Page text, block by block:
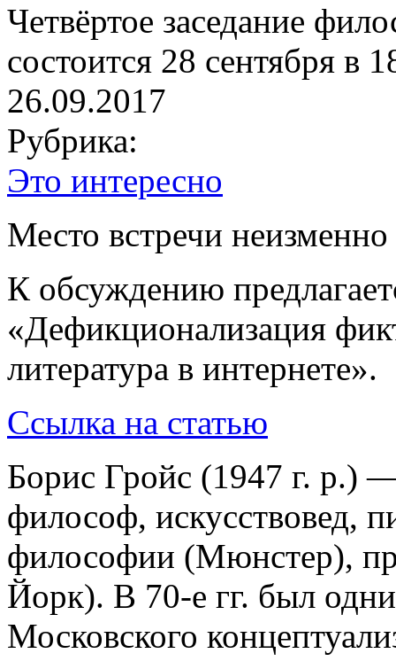
Четвёртое заседание
состоится 28 сентября в
26.09.2017
Рубрика:
Это интересно
Место встречи
К обсуждению
«Дефикционализация
литература в интернете».
Ссылка на статью
Борис Гройс (1947 г. р.)
философ, искусствовед,
философии (Мюнстер),
Йорк). В 70-е гг. был
Московского